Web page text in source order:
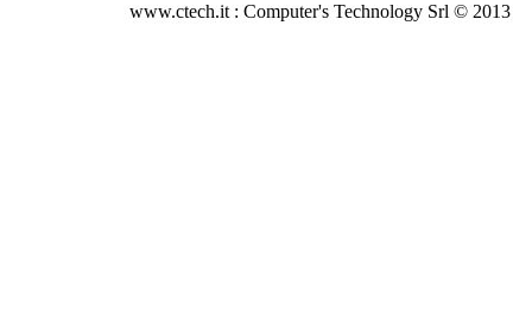
www.ctech.it : Computer's Technology Srl © 2013